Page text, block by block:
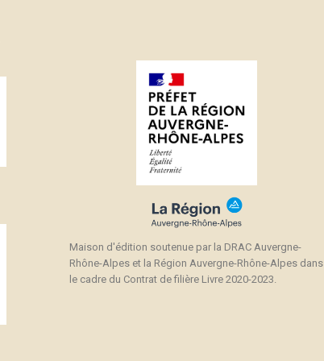
Maison d'édition soutenue par la DRAC Auvergne-
Rhône-Alpes et la Région Auvergne-Rhône-Alpes dans
le cadre du Contrat de filière Livre 2020-2023.